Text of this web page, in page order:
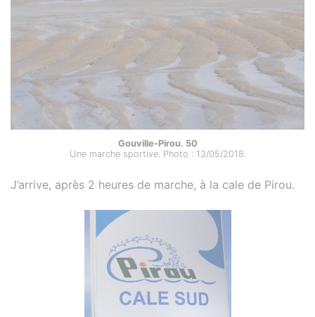
Gouville-Pirou. 50
Une marche sportive. Photo : 13/05/2018.
J’arrive, après 2 heures de marche, à la cale de Pirou.